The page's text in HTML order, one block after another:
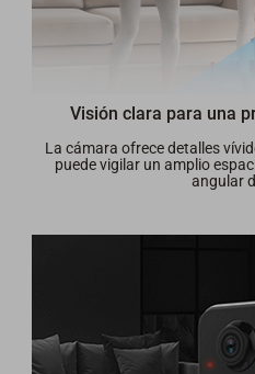
Visión clara para una
La cámara ofrece detalles
puede vigilar un amplio
angular